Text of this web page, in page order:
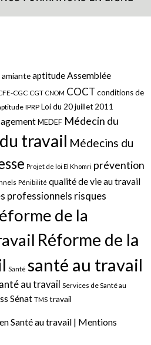
amianteaptitude Assemblée
CGC CGT CNOM COCT conditions de
IPRP Loi du 20 juillet 2011
MEDEF Médecin du
travail Médecins du
Projet de loi El Khomri prévention
Pénibilité qualité de vie au travail
professionnels risques
de la
Réforme de la
Santé santé au travail
au travail Services de Santé au
Sénat TMS travail
Santé au travail | Mentions